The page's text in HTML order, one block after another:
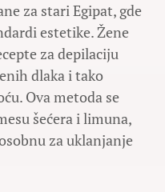
za stari Egipat, gde
estetike. Žene
za depilaciju
dlaka i tako
Ova metoda se
šećera i limuna,
za uklanjanje